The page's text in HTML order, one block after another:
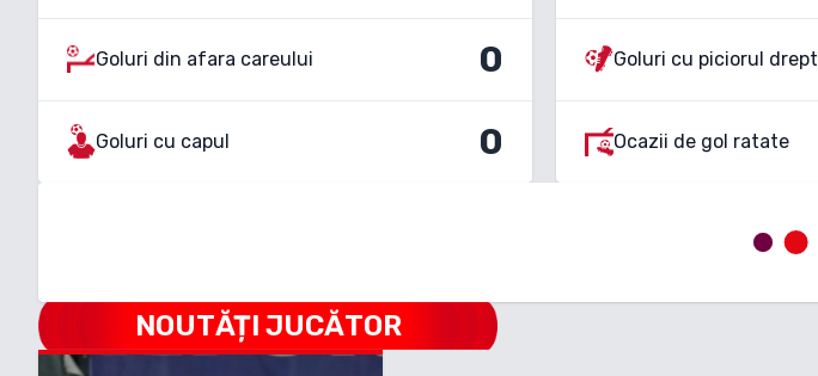
Goluri din afara careului 0
Goluri cu capul 0
Goluri cu piciorul drept
Ocazii de gol ratate
NOUTĂȚI JUCĂTOR